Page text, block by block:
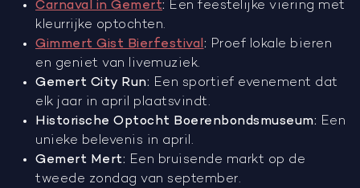
Carnaval in Gemert: Een feestelijke viering met
kleurrijke optochten.
Gimmert Gist Bierfestival: Proef lokale bieren
en geniet van livemuziek.
Gemert City Run: Een sportief evenement dat
elk jaar in april plaatsvindt.
Historische Optocht Boerenbondsmuseum: Een
unieke belevenis in april.
Gemert Mert: Een bruisende markt op de
tweede zondag van september.